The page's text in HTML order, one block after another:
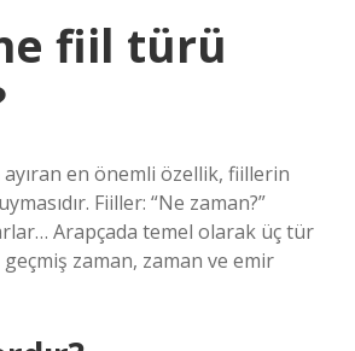
fiil türü
en önemli özellik, fiillerin
Fiiller: “Ne zaman?”
Arapçada temel olarak üç tür
zaman, zaman ve emir